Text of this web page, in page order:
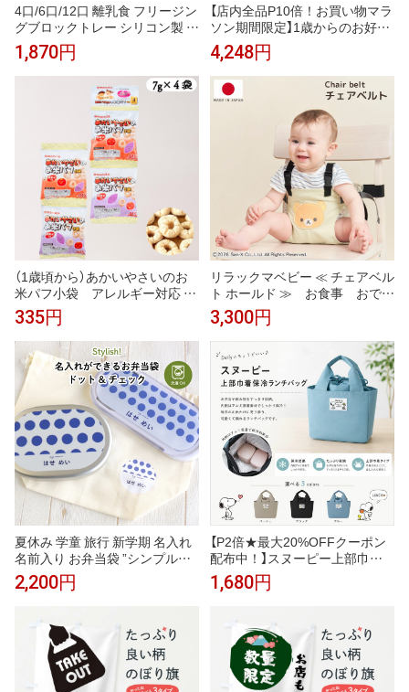
4口/6口/12口 離乳食 フリージン
グブロックトレー シリコン製 小
分け 離乳食ストック 保存容器
蓋付き 離乳食作り 製氷皿 製氷
器 壊れにくい 冷蔵 冷凍用 耐久
性 多用途 DIY 家庭用
1,870円
【店内全品P10倍！お買い物マラ
ソン期間限定】1歳からのお好み
ソース 200g 12本まとめ買いセ
ット 甘口 子ども 幼児 幼児食 完
了食 ベビーフード 1歳からのシ
リーズ お好み焼き 焼きそば ス
ープ 時短 簡単 おいしい おすす
め 動物性原料不使用
4,248円
（1歳頃から）あかいやさいのお
米パフ小袋 アレルギー対応 ベ
ビーフード maruta 保育園 幼稚
園 こども園
335円
リラックマベビー ≪ チェアベル
ト ホールド ≫ お食事 おでか
け 離乳食 完了食 ご飯 ベ
ルト 食事 補助ベルト 食事
補助 ランチ 子連れ
3,300円
夏休み 学童 旅行 新学期 名入れ
名前入り お弁当袋 ”シンプルな
ホワイト生地 ドットとチェック
デザインのお弁当袋” 紺ネイビ
ーン 紫パープル 入園入学 巾着
遠足 キャラNG 女の子 オリジナ
ル 保育園 幼稚園 水玉 ドット＆
チェック
2,200円
【P2倍★最大20%OFFクーポン
配布中！】スヌーピー上部巾
着 保冷バック 小さめ ラン
チバック 保冷 保温 キャラ
エコバック 手提げバック 巾
着バック お弁当袋 子供 大
人 かわいい SNOOPY
1,680円